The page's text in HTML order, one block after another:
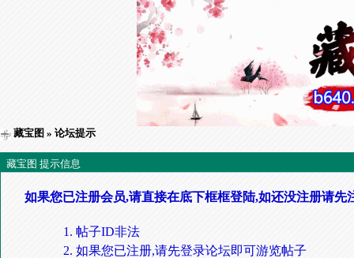
藏宝图 » 论坛提示
藏宝图 提示信息
如果您已注册会员,请直接在底下框框登陆,如还没注册请先
帖子ID非法
如果您已注册,请先登录论坛即可游览帖子